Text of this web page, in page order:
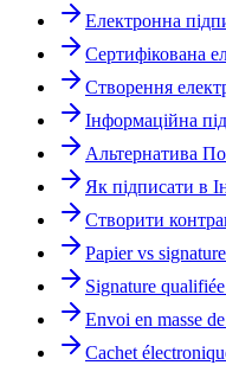
Електронна
Сертифікована
Створення
Інформаційна
Альтернатива
Як підписати в
Створити
Papier vs
Signature
Envoi en masse
Cachet